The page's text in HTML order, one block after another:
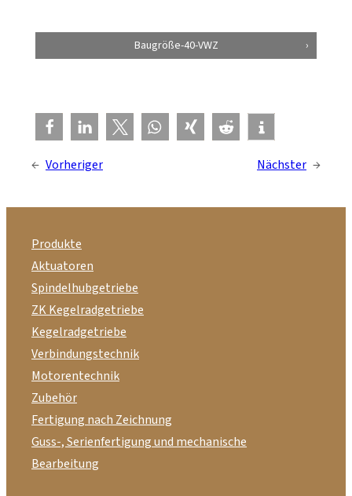
Baugröße-40-VWZ
← Vorheriger Nächster →
Produkte
Aktuatoren
Spindelhubgetriebe
ZK Kegelradgetriebe
Kegelradgetriebe
Verbindungstechnik
Motorentechnik
Zubehör
Fertigung nach Zeichnung
Guss-, Serienfertigung und mechanische
Bearbeitung